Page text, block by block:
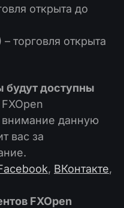
открыта до
– торговля открыта
будут доступны
внимание данную
вас за
, ВКонтакте,
FXOpen